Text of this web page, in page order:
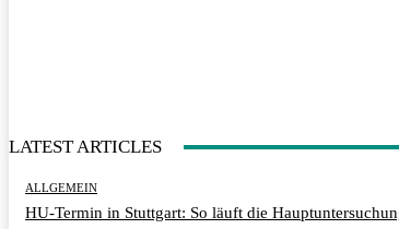
LATEST ARTICLES
ALLGEMEIN
HU-Termin in Stuttgart: So läuft die